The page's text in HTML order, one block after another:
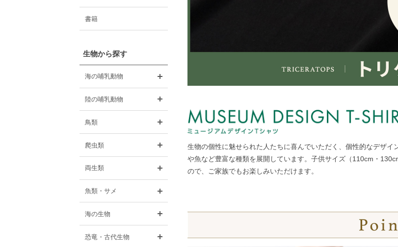
書籍
生物から探す
海の哺乳動物
陸の哺乳動物
鳥類
爬虫類
両生類
魚類・サメ
海の生物
恐竜・古代生物
生物の個性に魅せられた人たちに喜んでいただく、個性的なデザイ
や魚など豊富な種類を展開しています。子供サイズ（110cm・
ので、ご家族でもお楽しみいただけます。